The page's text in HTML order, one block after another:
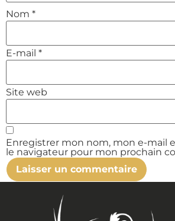
Nom *
E-mail *
Site web
Enregistrer mon nom, mon e-mail
le navigateur pour mon prochain